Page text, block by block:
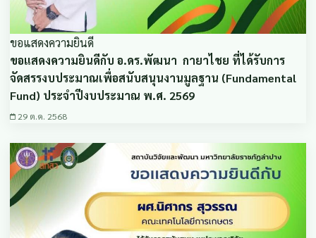
ขอแสดงความยินดี
ขอแสดงความยินดีกับ อ.ดร.พัฒนา กายาไชย ที่ได้รับการ
จัดสรรงบประมาณเพื่อสนับสนุนงานมูลฐาน (Fundamental
Fund) ประจำปีงบประมาณ พ.ศ. 2569
29 ต.ค. 2568